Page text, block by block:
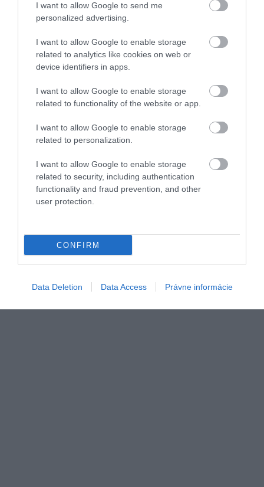
I want to allow Google to send me
personalized advertising.
I want to allow Google to enable storage
related to analytics like cookies on web or
device identifiers in apps.
I want to allow Google to enable storage
related to functionality of the website or app.
I want to allow Google to enable storage
related to personalization.
I want to allow Google to enable storage
related to security, including authentication
functionality and fraud prevention, and other
user protection.
CONFIRM
Data Deletion Data Access Právne informácie
Na prehratie tohto videa musíte akceptovať súbory
obrazovky vrátiť kultový seriál Dexter. Uvedenie
deviatej série avizovala americká stanica Showtime
na jeseň, sériového vraha Dextera Morgana opäť
stvárni Michael C. Hall.
ZAKLÍNAČ, NETFLIX